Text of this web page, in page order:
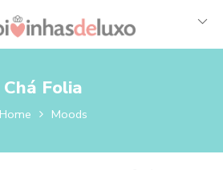
Chá Folia
Home Moods